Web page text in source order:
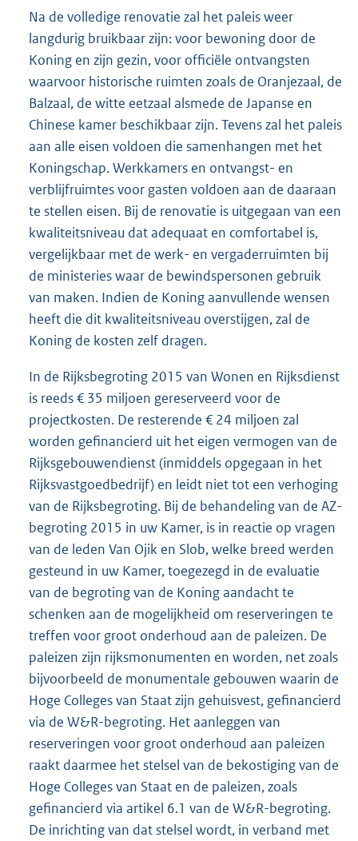
Na de volledige renovatie zal het paleis weer
langdurig bruikbaar zijn: voor bewoning door de
Koning en zijn gezin, voor officiële ontvangsten
waarvoor historische ruimten zoals de Oranjezaal, de
Balzaal, de witte eetzaal alsmede de Japanse en
Chinese kamer beschikbaar zijn. Tevens zal het paleis
aan alle eisen voldoen die samenhangen met het
Koningschap. Werkkamers en ontvangst- en
verblijfruimtes voor gasten voldoen aan de daaraan
te stellen eisen. Bij de renovatie is uitgegaan van een
kwaliteitsniveau dat adequaat en comfortabel is,
vergelijkbaar met de werk- en vergaderruimten bij
de ministeries waar de bewindspersonen gebruik
van maken. Indien de Koning aanvullende wensen
heeft die dit kwaliteitsniveau overstijgen, zal de
Koning de kosten zelf dragen.
In de Rijksbegroting 2015 van Wonen en Rijksdienst
is reeds € 35 miljoen gereserveerd voor de
projectkosten. De resterende € 24 miljoen zal
worden gefinancierd uit het eigen vermogen van de
Rijksgebouwendienst (inmiddels opgegaan in het
Rijksvastgoedbedrijf) en leidt niet tot een verhoging
van de Rijksbegroting. Bij de behandeling van de AZ-
begroting 2015 in uw Kamer, is in reactie op vragen
van de leden Van Ojik en Slob, welke breed werden
gesteund in uw Kamer, toegezegd in de evaluatie
van de begroting van de Koning aandacht te
schenken aan de mogelijkheid om reserveringen te
treffen voor groot onderhoud aan de paleizen. De
paleizen zijn rijksmonumenten en worden, net zoals
bijvoorbeeld de monumentale gebouwen waarin de
Hoge Colleges van Staat zijn gehuisvest, gefinancierd
via de W&R-begroting. Het aanleggen van
reserveringen voor groot onderhoud aan paleizen
raakt daarmee het stelsel van de bekostiging van de
Hoge Colleges van Staat en de paleizen, zoals
gefinancierd via artikel 6.1 van de W&R-begroting.
De inrichting van dat stelsel wordt, in verband met